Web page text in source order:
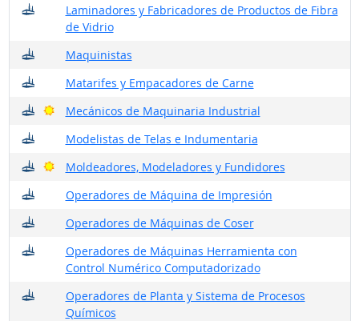
Laminadores y Fabricadores de Productos de Fibra
de Vidrio
¿Dónde trabajan?
Maquinistas
¿Dónde trabajan?
Matarifes y Empacadores de Carne
¿Dónde trabajan?
Mecánicos de Maquinaria Industrial
¿Dónde trabajan?
Buenas perspectivas
Modelistas de Telas e Indumentaria
¿Dónde trabajan?
Moldeadores, Modeladores y Fundidores
¿Dónde trabajan?
Buenas perspectivas
Operadores de Máquina de Impresión
¿Dónde trabajan?
Operadores de Máquinas de Coser
¿Dónde trabajan?
Operadores de Máquinas Herramienta con
Control Numérico Computadorizado
¿Dónde trabajan?
Operadores de Planta y Sistema de Procesos
Químicos
¿Dónde trabajan?